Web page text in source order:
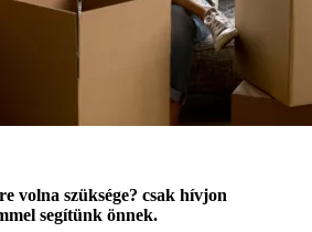
volna szüksége? csak hívjon
segítünk önnek.